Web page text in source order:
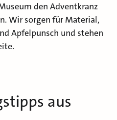
den Adventkranz
Wir sorgen für Material,
Apfelpunsch und stehen
aus